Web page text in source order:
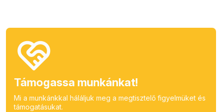
Támogassa munkánkat!
Mi a munkánkkal háláljuk meg a megtisztelő figyelmüket és
támogatásukat.